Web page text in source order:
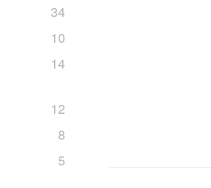
34
10
14
12
8
5